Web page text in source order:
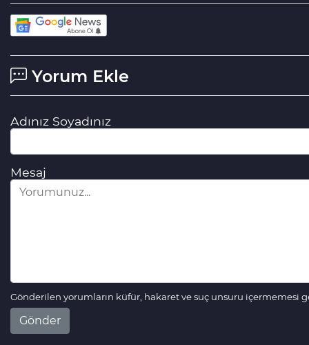
Yorum Ekle
Adınız Soyadınız
Mesaj
Gönderilen yorumların küfür, hakaret ve suç unsuru içermemesi
Gönder